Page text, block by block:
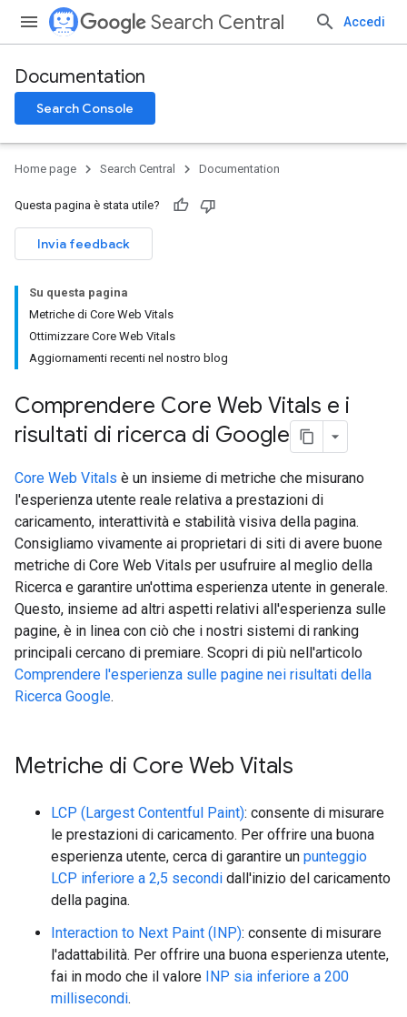
Search Central Accedi
Documentation
Search Console
Home page Search Central Documentation
Questa pagina è stata utile?
Invia feedback
Su questa pagina
Metriche di Core Web Vitals
Ottimizzare Core Web Vitals
Aggiornamenti recenti nel nostro blog
Comprendere Core Web Vitals e i
risultati di ricerca di Google
Core Web Vitals è un insieme di metriche che misurano
l'esperienza utente reale relativa a prestazioni di
caricamento, interattività e stabilità visiva della pagina.
Consigliamo vivamente ai proprietari di siti di avere buone
metriche di Core Web Vitals per usufruire al meglio della
Ricerca e garantire un'ottima esperienza utente in generale.
Questo, insieme ad altri aspetti relativi all'esperienza sulle
pagine, è in linea con ciò che i nostri sistemi di ranking
principali cercano di premiare. Scopri di più nell'articolo
Comprendere l'esperienza sulle pagine nei risultati della
Ricerca Google.
Metriche di Core Web Vitals
LCP (Largest Contentful Paint): consente di misurare
le prestazioni di caricamento. Per offrire una buona
esperienza utente, cerca di garantire un punteggio
LCP inferiore a 2,5 secondi dall'inizio del caricamento
della pagina.
Interaction to Next Paint (INP): consente di misurare
l'adattabilità. Per offrire una buona esperienza utente,
fai in modo che il valore INP sia inferiore a 200
millisecondi.